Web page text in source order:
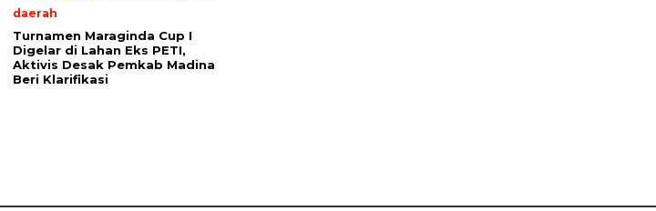
daerah
Turnamen Maraginda Cup I
Digelar di Lahan Eks PETI,
Aktivis Desak Pemkab Madina
Beri Klarifikasi